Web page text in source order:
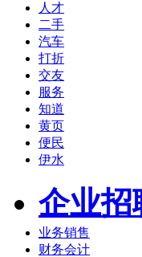
人才
二手
汽车
打折
交友
服务
知道
黄页
便民
伊水
企业招
业务销售
财务会计